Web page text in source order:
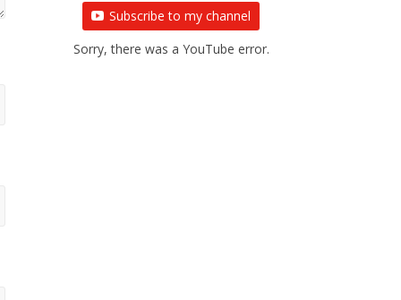
Subscribe to my channel
Sorry, there was a YouTube error.